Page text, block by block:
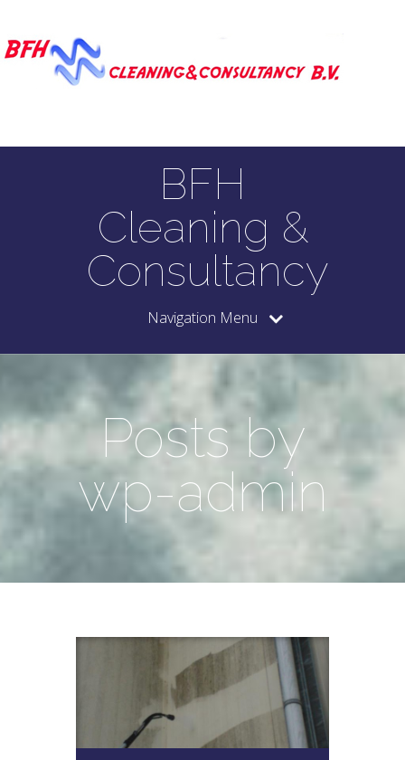
BFH
Cleaning &
Consultancy
Navigation Menu
Posts by
wp-admin